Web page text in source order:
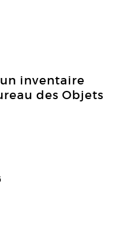
inventaire
des Objets